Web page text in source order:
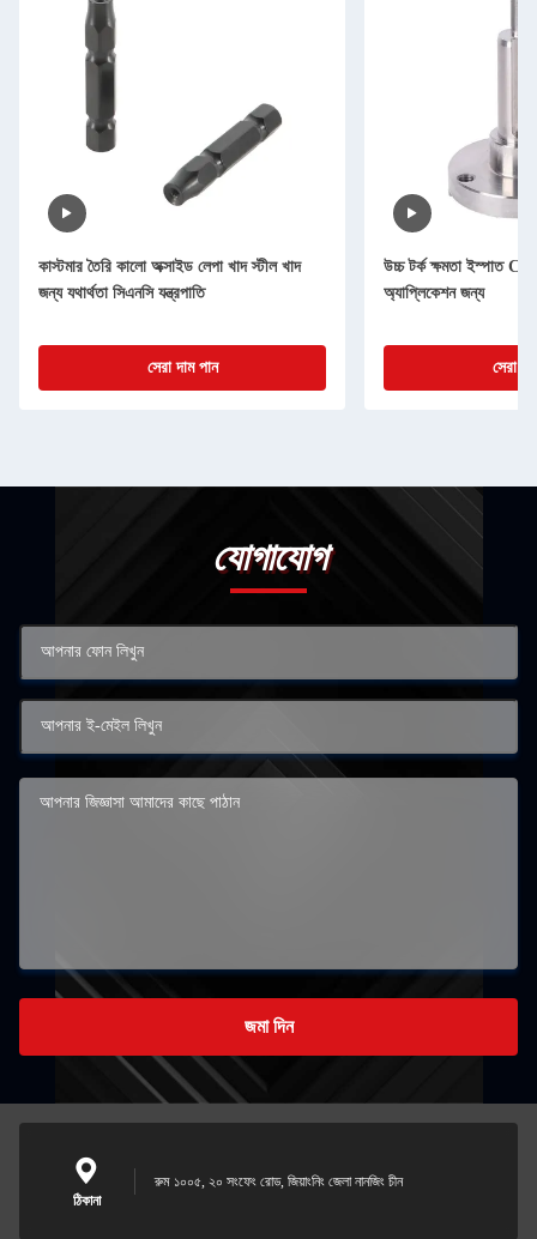
কাস্টমার তৈরি কালো অক্সাইড লেপা খাদ স্টীল খাদ
জন্য যথার্থতা সিএনসি যন্ত্রপাতি
সেরা দাম পান
উচ্চ টর্ক ক্ষমতা ইস্পাত
অ্যাপ্লিকেশন জন্য
সেরা
যোগাযোগ
জমা দিন
ঠিকানা
রুম ১০০৫, ২০ সংফেং রোড, জিয়াংনিং জেলা নানজিং চীন